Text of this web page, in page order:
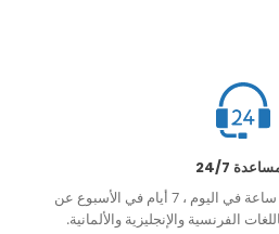
24/7
مساعدتنا الفنية متوفرة 24 ساعة في اليوم ، 7 أيام في الأسبوع عن
الفرنسية والإنجليزية والألمانية.